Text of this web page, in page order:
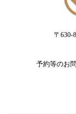
〒630-
予約等のお